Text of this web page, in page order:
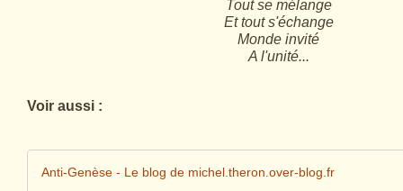
Tout se mélange
Et tout s'échange
Monde invité
A l'unité...
Voir aussi :
Anti-Genèse - Le blog de michel.theron.over-blog.fr